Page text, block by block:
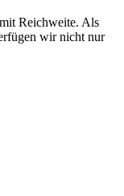
Reichweite. Als
wir nicht nur